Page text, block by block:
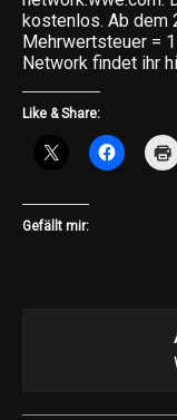
kostenlos. Ab dem
Mehrwertsteuer =
Network findet ihr
Like & Share:
Gefällt mir: